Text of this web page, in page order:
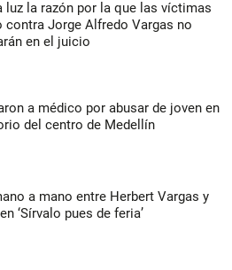
luz la razón por la que las víctimas
contra Jorge Alfredo Vargas no
en el juicio
a médico por abusar de joven en
del centro de Medellín
a mano entre Herbert Vargas y
‘Sírvalo pues de feria’